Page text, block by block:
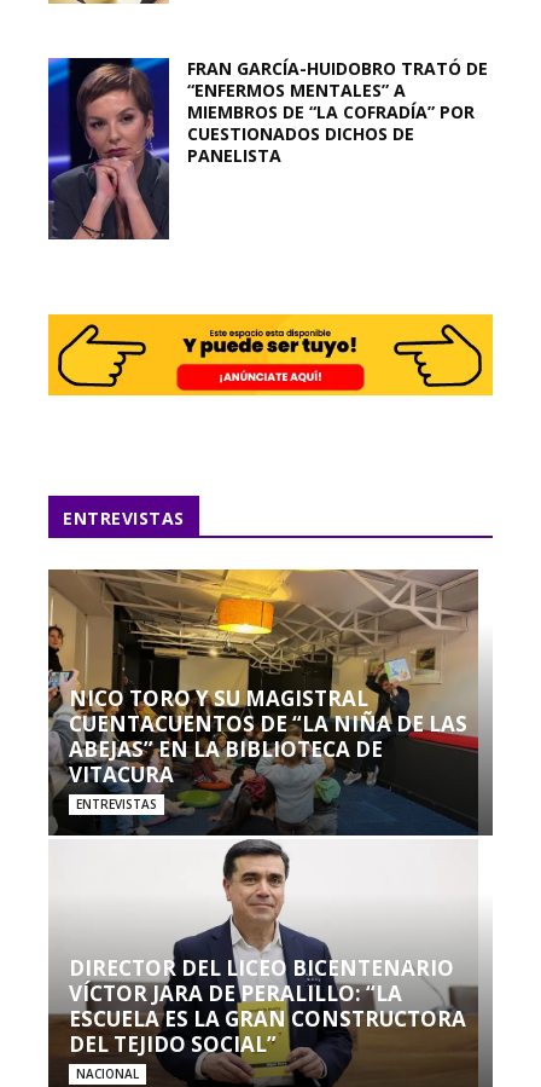
FRAN GARCÍA-HUIDOBRO TRATÓ DE
“ENFERMOS MENTALES” A
MIEMBROS DE “LA COFRADÍA” POR
CUESTIONADOS DICHOS DE
PANELISTA
ENTREVISTAS
NICO TORO Y SU MAGISTRAL
CUENTACUENTOS DE “LA NIÑA DE LAS
ABEJAS” EN LA BIBLIOTECA DE
VITACURA
ENTREVISTAS
DIRECTOR DEL LICEO BICENTENARIO
VÍCTOR JARA DE PERALILLO: “LA
ESCUELA ES LA GRAN CONSTRUCTORA
DEL TEJIDO SOCIAL”
NACIONAL